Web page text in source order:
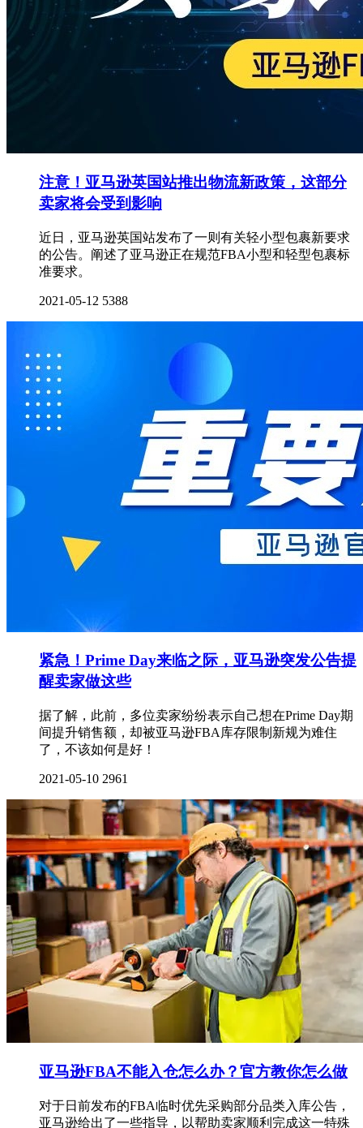
注意！亚马逊英国站推出物流新政策，这部分
卖家将会受到影响
近日，亚马逊英国站发布了一则有关轻小型包裹新要求
的公告。阐述了亚马逊正在规范FBA小型和轻型包裹标
准要求。
2021-05-12 5388
紧急！Prime Day来临之际，亚马逊突发公告提
醒卖家做这些
据了解，此前，多位卖家纷纷表示自己想在Prime Day期
间提升销售额，却被亚马逊FBA库存限制新规为难住
了，不该如何是好！
2021-05-10 2961
亚马逊FBA不能入仓怎么办？官方教你怎么做
对于日前发布的FBA临时优先采购部分品类入库公告，
亚马逊给出了一些指导，以帮助卖家顺利完成这一特殊